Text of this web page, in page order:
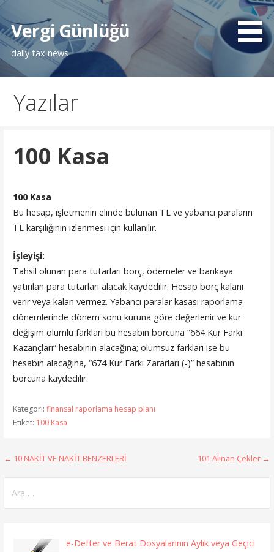
İçeriğe
atlaVergi Günlüğü
daily tax news
Yazılar
100 Kasa
100 Kasa
Bu hesap, işletmenin elinde bulunan TL ve yabancı paraların
TL karşılığının izlenmesi için kullanılır.
İşleyişi:
Tahsil olunan para tutarları borç, ödemeler ve bankaya
yatırılan para tutarları alacak kaydedilir. Hesap borç kalanı
verir veya kalan vermez. Yabancı paralar kasası raporlama
dönemlerinde dönem sonu kuruna göre değerlenir ve kur
değişim olumlu farkları bu hesabın borcuna “664 Kur Farkı
Kazançları” hesabının alacağına; olumsuz farkları ise bu
hesabın alacağına, “674 Kur Farkı Zararları (-)” hesabının
borcuna kaydedilir.
Kategori: finansal raporlama hesap planı
Etiket: 100 Kasa
Yazı
← 10 NAKİT VE NAKİT BENZERLERİ 101 Alınan Çekler →
e-Defter ve Berat Dosyalarının Aylık veya Geçici